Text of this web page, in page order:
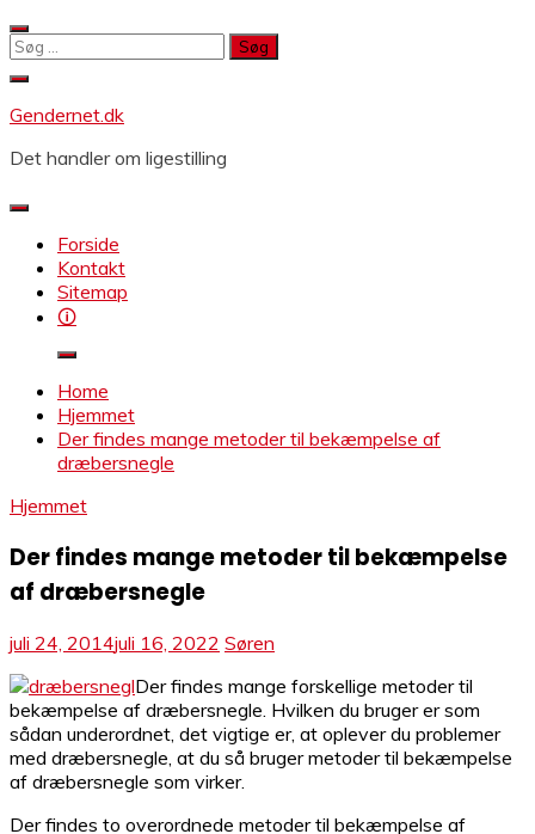
Skip
to
Søg
Gendernet.dk
Det handler om ligestilling
Forside
Kontakt
Sitemap
🛈
Home
Hjemmet
Der findes mange metoder til bekæmpelse af
dræbersnegle
Hjemmet
Der findes mange metoder til bekæmpelse
af dræbersnegle
juli 24, 2014juli 16, 2022 Søren
Der findes mange forskellige metoder til
bekæmpelse af dræbersnegle. Hvilken du bruger er som
sådan underordnet, det vigtige er, at oplever du problemer
med dræbersnegle, at du så bruger metoder til bekæmpelse
af dræbersnegle som virker.
Der findes to overordnede metoder til bekæmpelse af